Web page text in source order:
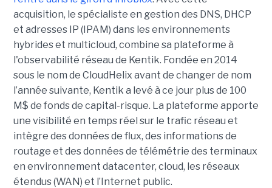
acquisition, le spécialiste en gestion des DNS, DHCP
et adresses IP (IPAM) dans les environnements
hybrides et multicloud, combine sa plateforme à
l'observabilité réseau de Kentik. Fondée en 2014
sous le nom de CloudHelix avant de changer de nom
l’année suivante, Kentik a levé à ce jour plus de 100
M$ de fonds de capital-risque. La plateforme apporte
une visibilité en temps réel sur le trafic réseau et
intègre des données de flux, des informations de
routage et des données de télémétrie des terminaux
en environnement datacenter, cloud, les réseaux
étendus (WAN) et l’Internet public.